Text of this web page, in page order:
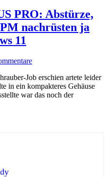
PRO: Abstürze,
nachrüsten ja
11
Job erschien artete leider
in ein kompakteres Gehäuse
war das noch der